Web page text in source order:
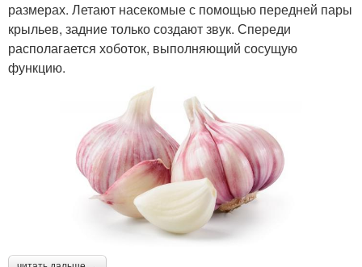
размерах. Летают насекомые с помощью передней пары
крыльев, задние только создают звук. Спереди
располагается хоботок, выполняющий сосущую
функцию.